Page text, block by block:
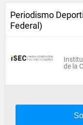
Periodismo
Federal)
de la